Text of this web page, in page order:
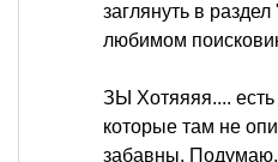
заглянуть в
любимом
ЗЫ Хотяяяя....
которые там не
забавны.